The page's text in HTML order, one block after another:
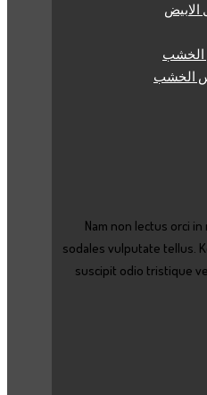
الخشب
Nam non lectus orci
sodales vulputate tellus.
suscipit odio tristique